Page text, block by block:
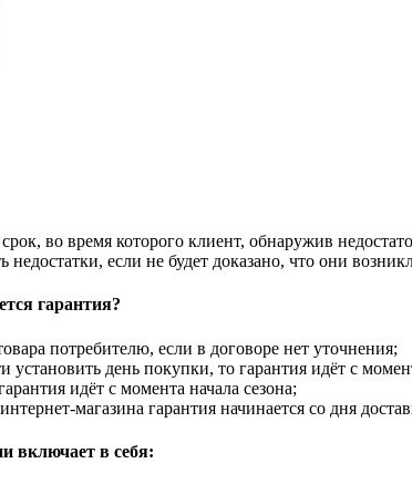
во время которого клиент, обнаружив
недостатки, если не будет доказано, что они
гарантия?
потребителю, если в договоре нет уточнения;
установить день покупки, то гарантия идёт с
идёт с момента начала сезона;
магазина гарантия начинается со дня
включает в себя: